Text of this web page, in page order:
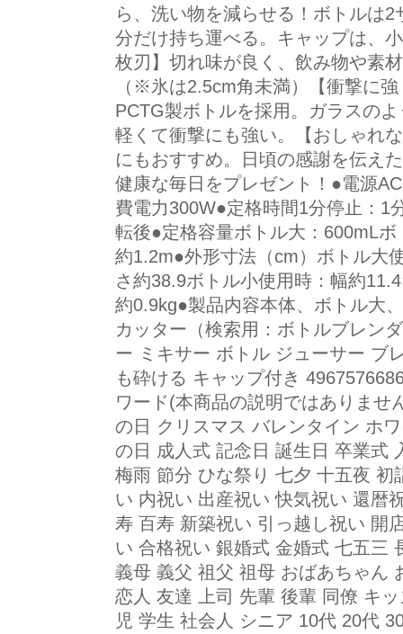
ら、洗い物を減らせる！ボトルは
分だけ持ち運べる。キャップは、
枚刃】切れ味が良く、飲み物や素
（※氷は2.5cm角未満）【衝撃に
PCTG製ボトルを採用。ガラスの
軽くて衝撃にも強い。【おしゃれ
にもおすすめ。日頃の感謝を伝え
健康な毎日をプレゼント！●電源
費電力300W●定格時間1分停止：1
転後●定格容量ボトル大：600mL
約1.2m●外形寸法（cm）ボトル大
さ約38.9ボトル小使用時：幅約
約0.9kg●製品内容本体、ボトル大
カッター（検索用：ボトルブレン
ー ミキサー ボトル ジューサー ブ
も砕ける キャップ付き
ワード(本商品の説明ではありませ
の日 クリスマス バレンタイン ホ
の日 成人式 記念日 誕生日 卒業式
梅雨 節分 ひな祭り 七夕 十五夜
い 内祝い 出産祝い 快気祝い 還暦
寿 百寿 新築祝い 引っ越し祝い 開
い 合格祝い 銀婚式 金婚式 七五三
義母 義父 祖父 祖母 おばあちゃん
恋人 友達 上司 先輩 後輩 同僚 キ
児 学生 社会人 シニア 10代 20代